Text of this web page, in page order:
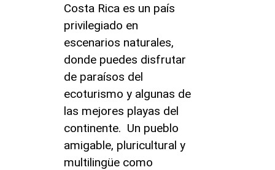
Costa Rica es un país
privilegiado en
escenarios naturales,
donde puedes disfrutar
de paraísos del
ecoturismo y algunas de
las mejores playas del
continente. Un pueblo
amigable, pluricultural y
multilingüe como